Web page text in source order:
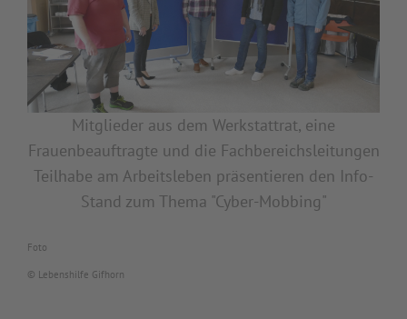
Mitglieder aus dem Werkstattrat, eine
Frauenbeauftragte und die Fachbereichsleitungen
Teilhabe am Arbeitsleben präsentieren den Info-
Stand zum Thema "Cyber-Mobbing"
Foto
© Lebenshilfe Gifhorn